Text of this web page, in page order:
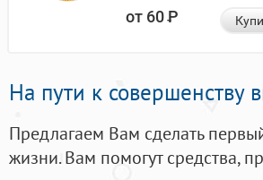
от 60Р
На пути к совершенству
Предлагаем Вам сделать
жизни. Вам помогут средства,